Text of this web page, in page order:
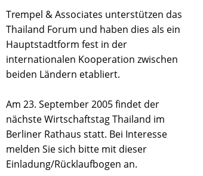
Trempel & Associates unterstützen das
Thailand Forum und haben dies als ein
Hauptstadtform fest in der
internationalen Kooperation zwischen
beiden Ländern etabliert.
Am 23. September 2005 findet der
nächste Wirtschaftstag Thailand im
Berliner Rathaus statt. Bei Interesse
melden Sie sich bitte mit dieser
Einladung/Rücklaufbogen an.